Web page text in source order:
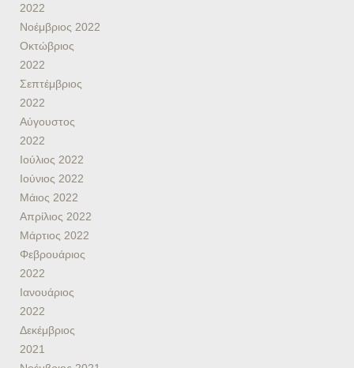
2022
Νοέμβριος 2022
Οκτώβριος
2022
Σεπτέμβριος
2022
Αύγουστος
2022
Ιούλιος 2022
Ιούνιος 2022
Μάιος 2022
Απρίλιος 2022
Μάρτιος 2022
Φεβρουάριος
2022
Ιανουάριος
2022
Δεκέμβριος
2021